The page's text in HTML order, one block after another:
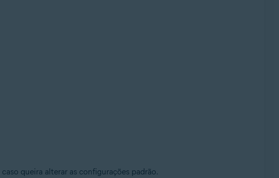
caso queira alterar as configurações padrão.